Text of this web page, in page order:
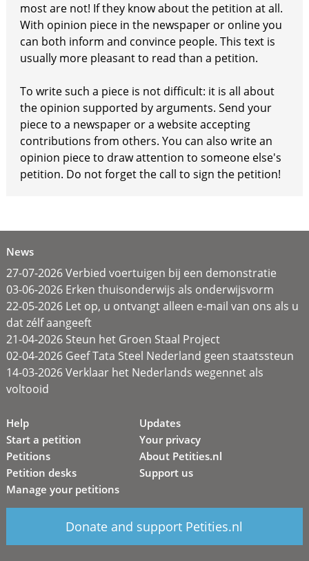
most are not! If they know about the petition at all.
With opinion piece in the newspaper or online you
can both inform and convince people. This text is
usually more pleasant to read than a petition.
To write such a piece is not difficult: it is all about
the opinion supported by arguments. Send your
piece to a newspaper or a website accepting
contributions from others. You can also write an
opinion piece to draw attention to someone else's
petition. Do not forget the call to sign the petition!
News
27-07-2026 Verbied voertuigen bij een demonstratie
03-06-2026 Erken thuisonderwijs als onderwijsvorm
22-05-2026 Let op, u ontvangt alleen e-mail van ons als u
dat zélf aangeeft
21-04-2026 Steun het Groen Staal Project
02-04-2026 Geef Tata Steel Nederland geen staatssteun
14-03-2026 Verklaar het Nederlands wegennet als
voltooid
Help
Start a petition
Petitions
Petition desks
Manage your petitions
Updates
Your privacy
About Petities.nl
Support us
Donate and support Petities.nl